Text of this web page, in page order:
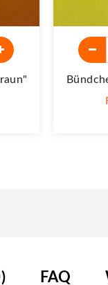
FAQ